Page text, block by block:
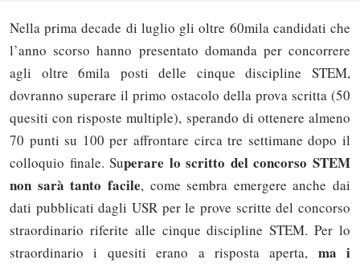
Nella prima decade di luglio gli oltre 60mila candidati che
l’anno scorso hanno presentato domanda per concorrere
agli oltre 6mila posti delle cinque discipline STEM,
dovranno superare il primo ostacolo della prova scritta (50
quesiti con risposte multiple), sperando di ottenere almeno
70 punti su 100 per affrontare circa tre settimane dopo il
colloquio finale. Superare lo scritto del concorso STEM
non sarà tanto facile, come sembra emergere anche dai
dati pubblicati dagli USR per le prove scritte del concorso
straordinario riferite alle cinque discipline STEM. Per lo
straordinario i quesiti erano a risposta aperta, ma i